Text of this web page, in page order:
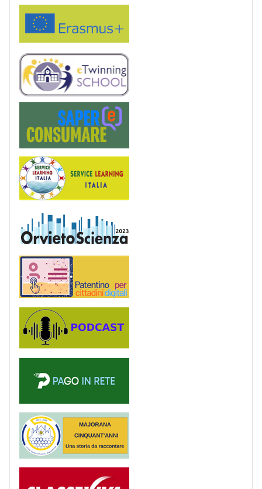
Erasmus+
eTwinning
Service Learning